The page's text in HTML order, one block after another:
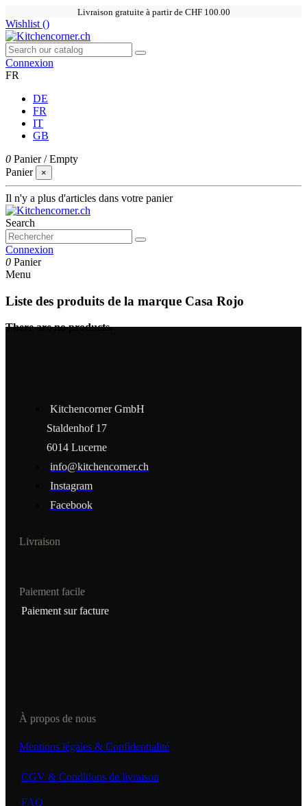
Livraison gratuite à partir de CHF 100.00
Wishlist ()
Connexion
FR
DE
FR
IT
GB
0 Panier /Empty
Panier
×
Il n'y a plus d'articles dans votre panier
Search
Connexion
0 Panier
Menu
Liste des produits de la marque Casa Rojo
There are no products.
Kitchencorner GmbH
Staldenhof 17
6014 Lucerne
info@kitchencorner.ch
Instagram
Facebook
Livraison
Paiement facile
Paiement sur facture
À propos de nous
Mentions légales & Confidentialité
CGV & Conditions de livraison
FAQ